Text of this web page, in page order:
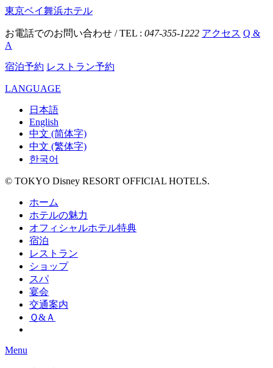
東京ベイ舞浜ホテル
お電話でのお問い合わせ / TEL : 047-355-1222 アクセス Q &
A
宿泊予約 レストラン予約
LANGUAGE
日本語
English
中文 (简体字)
中文 (繁体字)
한국어
© TOKYO Disney RESORT OFFICIAL HOTELS.
ホーム
ホテルの魅力
オフィシャルホテル特典
宿泊
レストラン
ショップ
スパ
宴会
交通案内
Ｑ&Ａ
Menu